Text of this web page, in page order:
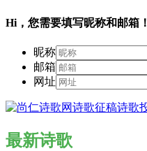
Hi，您需要填写昵称和邮箱！
昵称
邮箱
网址
最新诗歌